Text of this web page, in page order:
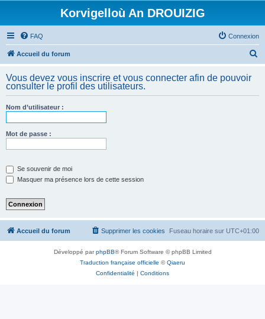
Korvigelloù An DROUIZIG
FAQ Connexion
Accueil du forum
h
Vous devez vous inscrire et vous connecter afin de pouvoir
consulter le profil des utilisateurs.
Nom d’utilisateur :
Mot de passe :
Se souvenir de moi
Masquer ma présence lors de cette session
Accueil du forum Fuseau horaire sur UTC+01:00
Supprimer les cookies
Développé parphpBB® Forum Software © phpBB Limited
Traduction française officielle ©Qiaeru
Confidentialité | Conditions